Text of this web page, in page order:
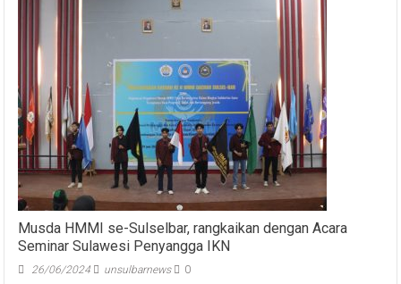
Musda HMMI se-Sulselbar, rangkaikan dengan Acara
Seminar Sulawesi Penyangga IKN
26/06/2024 unsulbarnews 0